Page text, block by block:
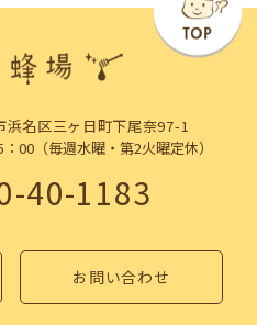
名区三ヶ日町下尾奈97-1
00（毎週水曜・第2火曜定休）
40-1183
お問い合わせ